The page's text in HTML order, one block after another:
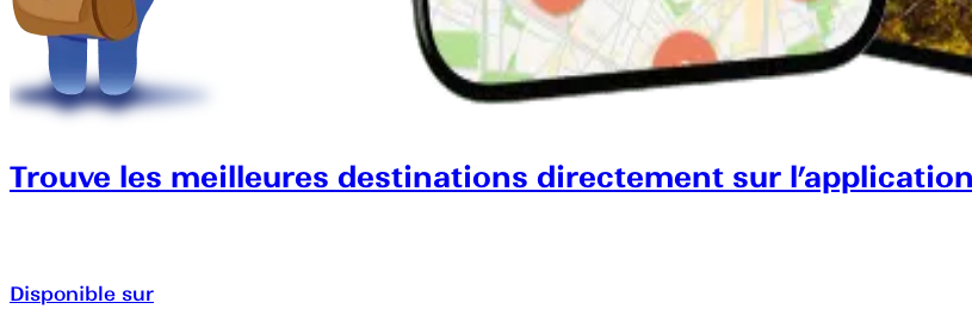
Trouve les meilleures destinations directement sur l’application
Disponible sur